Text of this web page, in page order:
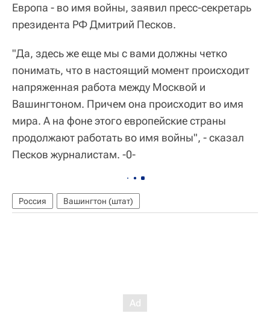
Европа - во имя войны, заявил пресс-секретарь
президента РФ Дмитрий Песков.
"Да, здесь же еще мы с вами должны четко
понимать, что в настоящий момент происходит
напряженная работа между Москвой и
Вашингтоном. Причем она происходит во имя
мира. А на фоне этого европейские страны
продолжают работать во имя войны", - сказал
Песков журналистам. -0-
Россия Вашингтон (штат)